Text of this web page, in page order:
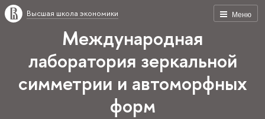
Меню
Высшая школа экономики
Международная
лаборатория зеркальной
симметрии и автоморфных
форм